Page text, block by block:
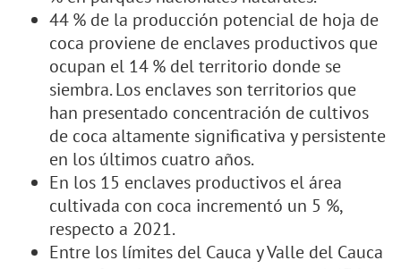
44 % de la producción potencial de hoja de
coca proviene de enclaves productivos que
ocupan el 14 % del territorio donde se
siembra. Los enclaves son territorios que
han presentado concentración de cultivos
de coca altamente significativa y persistente
en los últimos cuatro años.
En los 15 enclaves productivos el área
cultivada con coca incrementó un 5 %,
respecto a 2021.
Entre los límites del Cauca y Valle del Cauca